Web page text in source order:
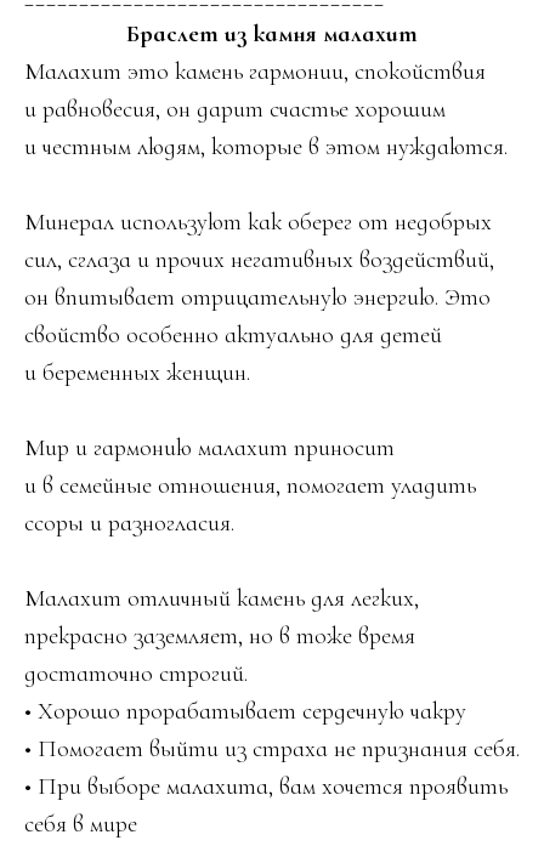
Браслет из камня малахит
Малахит это камень гармонии, спокойствия
и равновесия, он дарит счастье хорошим
и честным людям, которые в этом нуждаются.
Минерал используют как оберег от недобрых
сил, сглаза и прочих негативных воздействий,
он впитывает отрицательную энергию. Это
свойство особенно актуально для детей
и беременных женщин.
Мир и гармонию малахит приносит
и в семейные отношения, помогает уладить
ссоры и разногласия.
Малахит отличный камень для легких,
прекрасно заземляет, но в тоже время
достаточно строгий.
• Хорошо прорабатывает сердечную чакру
• Помогает выйти из страха не признания себя.
• При выборе малахита, вам хочется проявить
себя в мире